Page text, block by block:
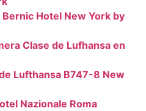
Hotel New York by
Clase de Lufhansa en
Lufthansa B747-8 New
Nazionale Roma